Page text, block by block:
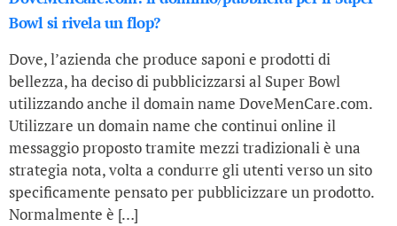
Bowl si rivela un flop?
Dove, l’azienda che produce saponi e prodotti di
bellezza, ha deciso di pubblicizzarsi al Super Bowl
utilizzando anche il domain name DoveMenCare.com.
Utilizzare un domain name che continui online il
messaggio proposto tramite mezzi tradizionali è una
strategia nota, volta a condurre gli utenti verso un sito
specificamente pensato per pubblicizzare un prodotto.
Normalmente è […]